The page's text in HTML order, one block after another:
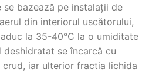
bazează pe instalații de
din interiorul uscătorului,
la 35-40°C la o umiditate
se încarcă cu
iar ulterior fractia lichida